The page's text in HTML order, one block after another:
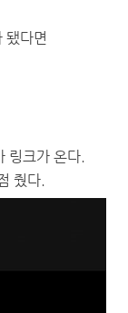
됐다면
링크가 온다.
줬다.